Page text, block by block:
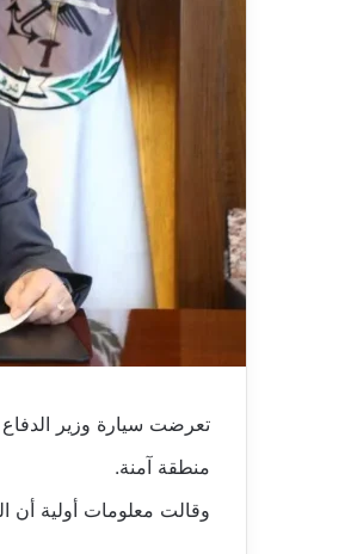
تعرضت سيارة وزير الدفاع
منطقة آمنة.
وقالت معلومات أولية أن